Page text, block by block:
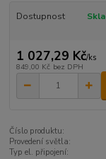
Dostupnost
1 027,29 Kč/ks
849,00 Kč bez DPH
Číslo produktu:
Provedení světla:
Typ el. připojení: